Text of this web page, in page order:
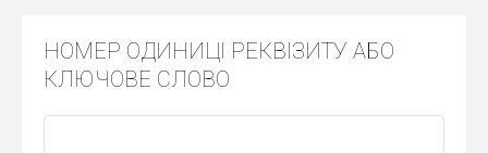
НОМЕР ОДИНИЦІ РЕКВІЗИТУ АБО
КЛЮЧОВЕ СЛОВО